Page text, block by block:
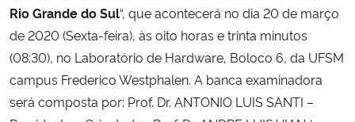
Secretaria-Geral
Secretaria de Governo
Gabinete de Segurança Institucional
Rio Grande do Sul“, que acontecerá no dia 20 de março
de 2020 (Sexta-feira), às oito horas e trinta minutos
(08:30), no Laboratório de Hardware, Boloco 6, da UFSM
campus Frederico Westphalen. A banca examinadora
será composta por: Prof. Dr. ANTONIO LUIS SANTI –